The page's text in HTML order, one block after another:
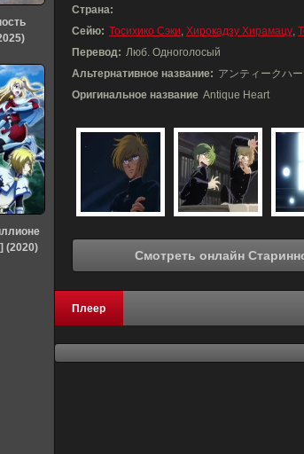
Страна:
Сейю: Тосихико Сэки, Хирокадзу Хирамацу,
Перевод: Люб. Одноголосый
Альтернативное название: アンティークハー
Оригинальное название Antique Heart
Плеер
(2020)